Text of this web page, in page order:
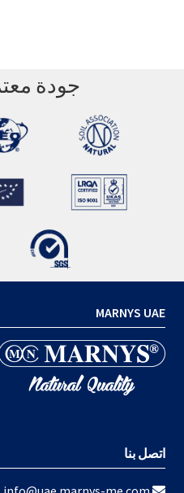
جودة
MARNYS UAE
اتصل بنا